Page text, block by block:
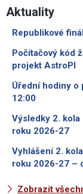
Aktuality
Republikové
Počítačový kód
projekt AstroPI
Úřední hodiny
12:00
Výsledky 2.
roku 2026-27
Vyhlášení 2.
roku 2026-27 –
Zobrazit